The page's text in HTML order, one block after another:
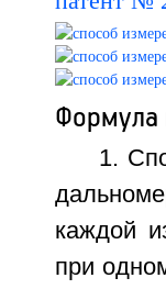
Формула
1.
каждой
при